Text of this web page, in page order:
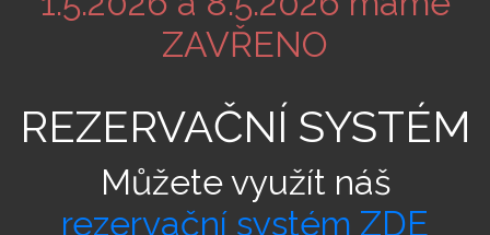
ZAVŘENO
REZERVAČNÍ SYSTÉM
Můžete využít náš
rezervační systém ZDE